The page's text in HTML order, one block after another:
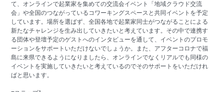
て、オンラインで起業家を集めての交流会イベント「地域クラウド交流
会」や全国のつながっているコワーキングスペースと共同イベントを予定
しています。場所を選ばず、全国各地で起業家同士がつながることによる
新たなチャレンジを生み出していきたいと考えています。その中で連携す
る団体や登壇予定のゲストへのインタビューを通して、イベントのプロモ
ーションをサポートいただけないでしょうか。また、アフターコロナで福
島に来県できるようになりましたら、オンラインでなくリアルでも同様の
イベントを実施していきたいと考えているのでそのサポートをいただけれ
ばと思います。